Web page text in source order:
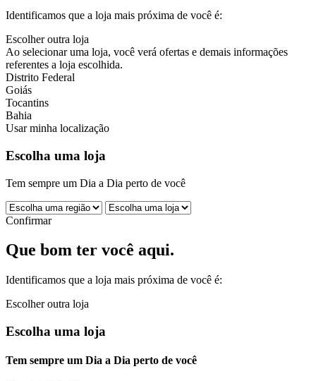
Identificamos que a loja mais próxima de você é:
Escolher outra loja
Ao selecionar uma loja, você verá ofertas e demais informações
referentes a loja escolhida.
Distrito Federal
Goiás
Tocantins
Bahia
Usar minha localização
Escolha uma loja
Tem sempre um Dia a Dia perto de você
Confirmar
Que bom ter você aqui.
Identificamos que a loja mais próxima de você é:
Escolher outra loja
Escolha uma loja
Tem sempre um Dia a Dia perto de você